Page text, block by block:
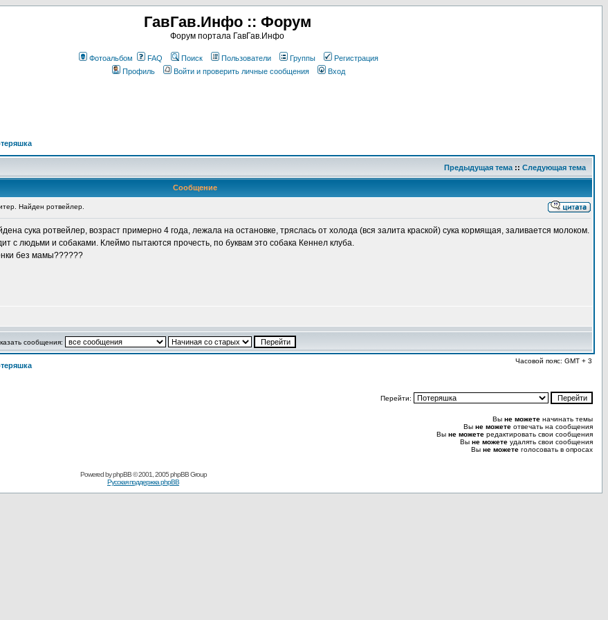
ГавГав.Инфо :: Форум
Форум портала ГавГав.Инфо
Фотоальбом FAQ Поиск Пользователи Группы
Регистрация
Профиль
Войти и проверить личные сообщения Вход
Предыдущая тема :: Следующая тема
Сообщение
Найден ротвейлер.
сука ротвейлер, возраст примерно 4 года, лежала на остановке, тряслась от холода (вся залита краской) сука кормящая, заливается молоком.
с людьми и собаками. Клеймо пытаются прочесть, по буквам это собака Кеннел клуба.
без мамы??????
сообщения:
Часовой пояс: GMT + 3
Перейти:
Вы не можете начинать темы
Вы не можете отвечать на сообщения
Вы не можете редактировать свои сообщения
Вы не можете удалять свои сообщения
Вы не можете голосовать в опросах
Powered byphpBB© 2001, 2005 phpBB Group
Русская поддержка phpBB